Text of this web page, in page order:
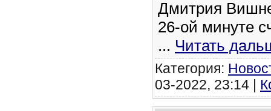
Дмитрия
26-ой минуте
... Читать
Категория:
03-2022, 23:14 |